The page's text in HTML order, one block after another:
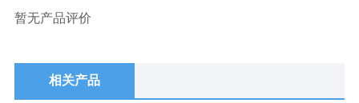
暂无产品评价
相关产品